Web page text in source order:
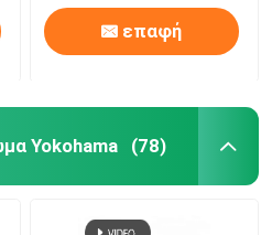
επαφή
Yokohama (78)